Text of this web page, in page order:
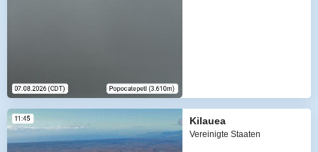
Kilauea
Vereinigte Staaten